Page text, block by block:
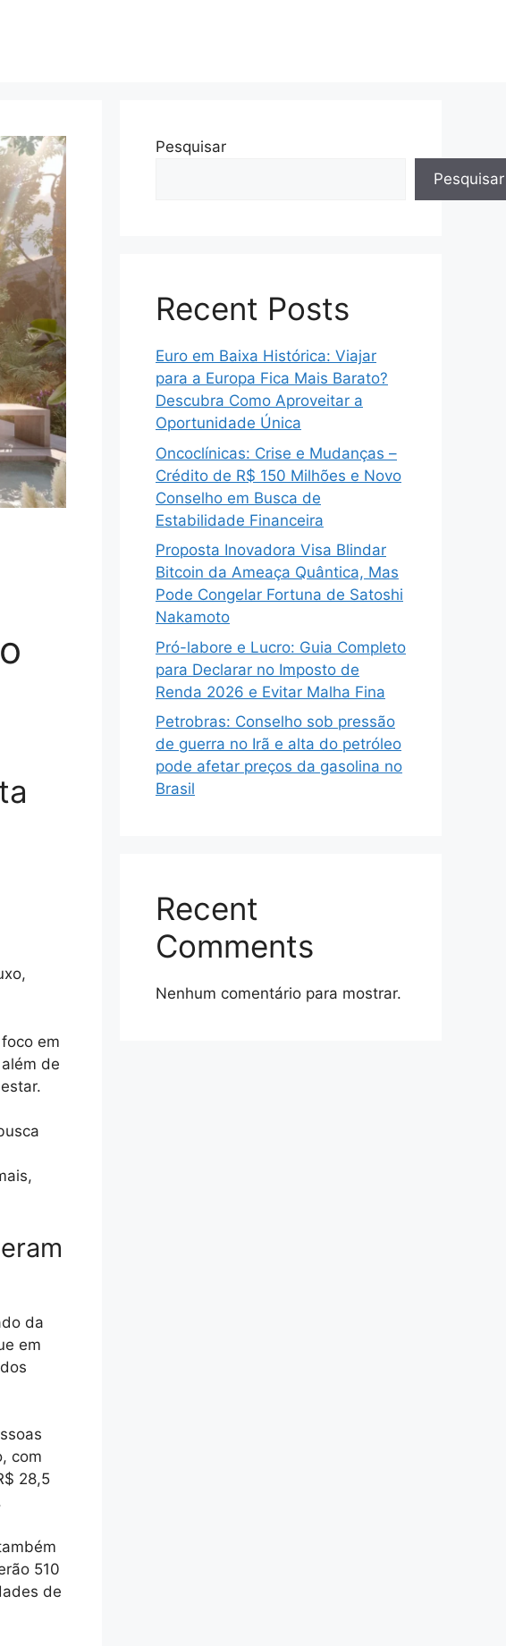
em
de
da
em
com
28,5
510
de
Pesquisar
Pesquisar
Recent Posts
Euro em Baixa Histórica: Viajar
para a Europa Fica Mais Barato?
Descubra Como Aproveitar a
Oportunidade Única
Oncoclínicas: Crise e Mudanças –
Crédito de R$ 150 Milhões e Novo
Conselho em Busca de
Estabilidade Financeira
Proposta Inovadora Visa Blindar
Bitcoin da Ameaça Quântica, Mas
Pode Congelar Fortuna de Satoshi
Nakamoto
Pró-labore e Lucro: Guia Completo
para Declarar no Imposto de
Renda 2026 e Evitar Malha Fina
Petrobras: Conselho sob pressão
de guerra no Irã e alta do petróleo
pode afetar preços da gasolina no
Brasil
Recent
Comments
Nenhum comentário para mostrar.